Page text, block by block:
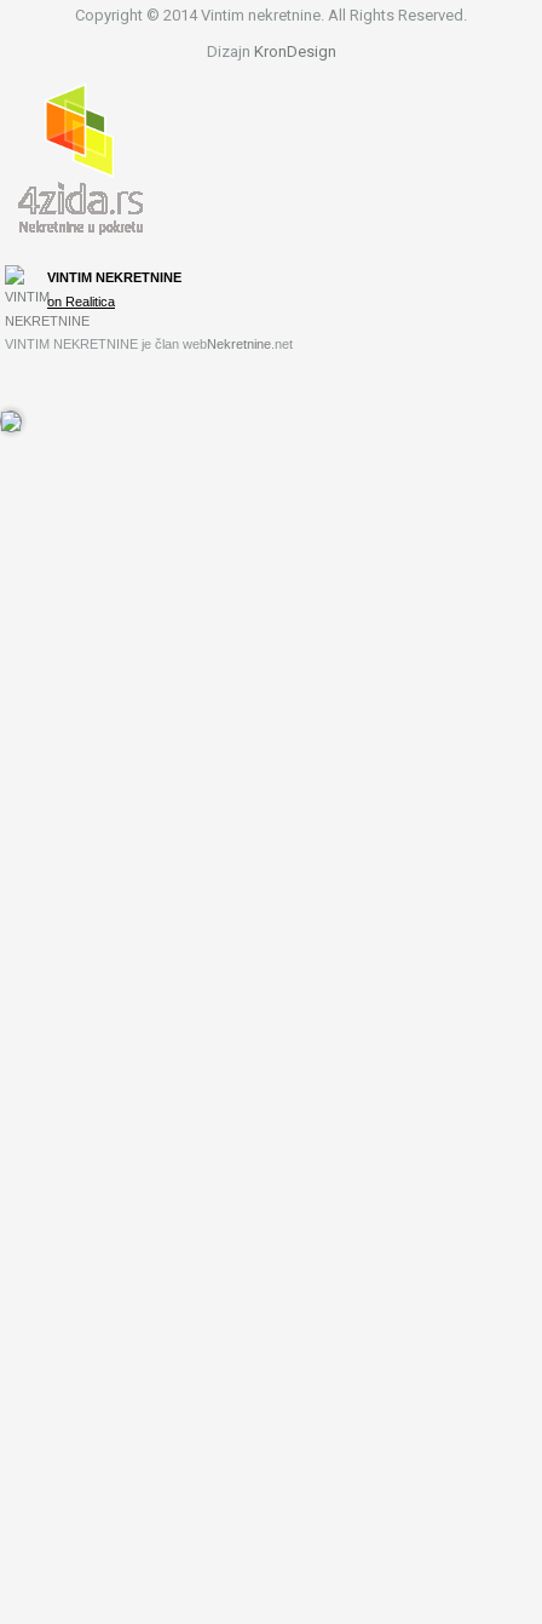
Copyright © 2014 Vintim nekretnine. All Rights Reserved.
Dizajn KronDesign
VINTIM NEKRETNINE
on Realitica
VINTIM NEKRETNINE je član webNekretnine .net